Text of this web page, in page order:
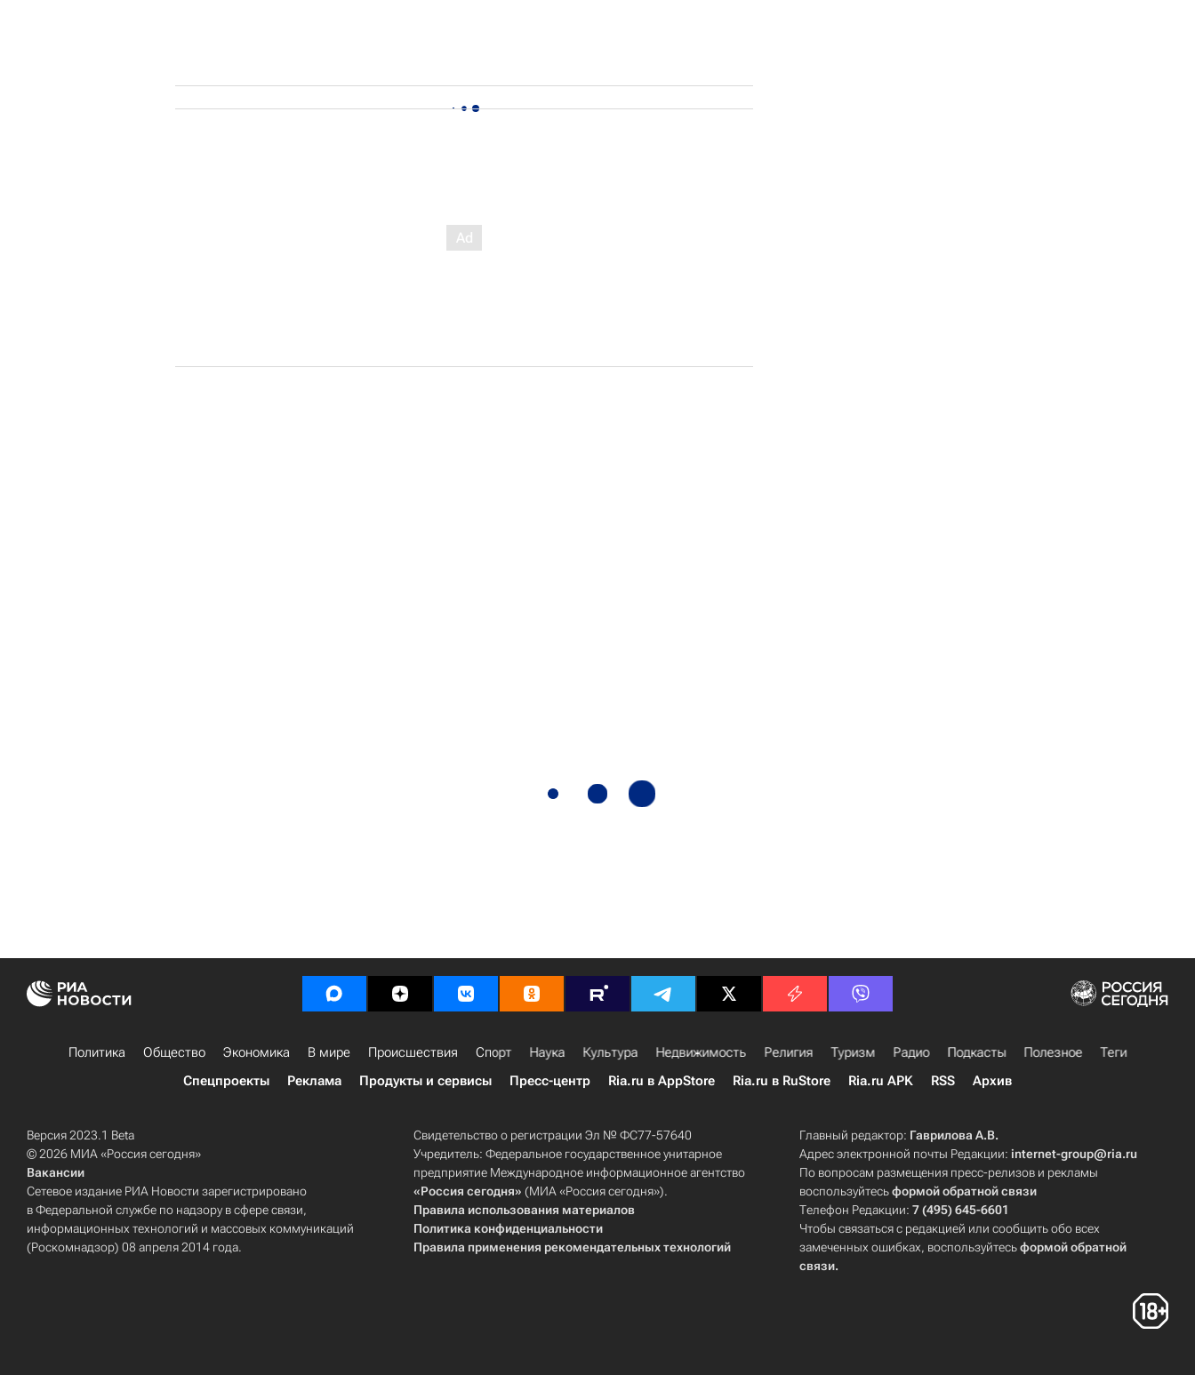
Политика Общество Экономика В мире Происшествия Спорт Наука Культура Недвижимость Религия Туризм Радио Подкасты Полезное
Теги
Спецпроекты
Реклама Продукты и сервисы Пресс-центр Ria.ru в AppStore Ria.ru в RuStore Ria.ru APK RSS Архив
Версия 2023.1 Beta
© 2026 МИА «Россия сегодня»
Вакансии
Сетевое издание РИА Новости зарегистрировано
в Федеральной службе по надзору в сфере связи,
информационных технологий и массовых коммуникаций
(Роскомнадзор) 08 апреля 2014 года.
Свидетельство о регистрации Эл № ФС77-57640
Учредитель: Федеральное государственное унитарное
предприятие Международное информационное агентство
«Россия сегодня» (МИА «Россия сегодня»).
Правила использования материалов
Политика конфиденциальности
Правила применения рекомендательных технологий
Главный редактор: Гаврилова А.В.
Адрес электронной почты Редакции:internet-group@ria.ru
По вопросам размещения пресс-релизов и рекламы
воспользуйтесьформой обратной связи
Телефон Редакции:7 (495) 645-6601
Чтобы связаться с редакцией или сообщить обо всех
замеченных ошибках, воспользуйтесьформой обратной
связи.